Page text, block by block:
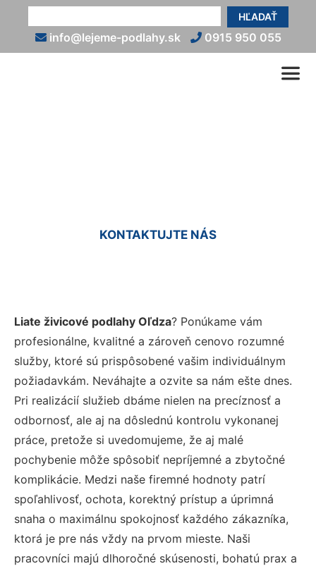
HĽADAŤ
info@lejeme-podlahy.sk 0915 950 055
KONTAKTUJTE NÁS
Liate živicové podlahy Oľdza? Ponúkame vám
profesionálne, kvalitné a zároveň cenovo rozumné
služby, ktoré sú prispôsobené vašim individuálnym
požiadavkám. Neváhajte a ozvite sa nám ešte dnes.
Pri realizácií služieb dbáme nielen na precíznosť a
odbornosť, ale aj na dôslednú kontrolu vykonanej
práce, pretože si uvedomujeme, že aj malé
pochybenie môže spôsobiť nepríjemné a zbytočné
komplikácie. Medzi naše firemné hodnoty patrí
spoľahlivosť, ochota, korektný prístup a úprimná
snaha o maximálnu spokojnosť každého zákazníka,
ktorá je pre nás vždy na prvom mieste. Naši
pracovníci majú dlhoročné skúsenosti, bohatú prax a